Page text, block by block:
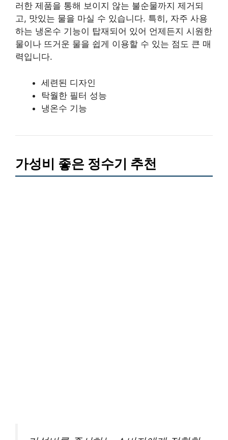
러한 제품을 통해 보이지 않는 불순물까지 제거되
고, 맛있는 물을 마실 수 있습니다. 특히, 자주 사용
하는 냉온수 기능이 탑재되어 있어 언제든지 시원한
물이나 뜨거운 물을 쉽게 이용할 수 있는 점도 큰 매
력입니다.
세련된 디자인
탁월한 필터 성능
냉온수 기능
가성비 좋은 정수기 추천